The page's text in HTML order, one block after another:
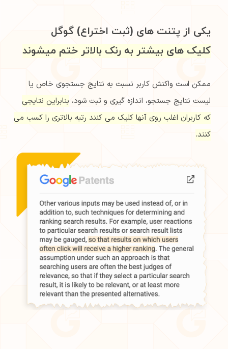
یکی از پتنت های (ثبت اختراع) گوگل
کلیک های بیشتر به رنک بالاتر ختم میشوند
ممکن است واکنش کاربر نسبت به نتایج جستجوی خاص یا
لیست نتایج جستجو، اندازه گیری و ثبت شود، بنابراین نتایجی
که کاربران اغلب روی آنها کلیک می کنند رتبه بالاتری را کسب می
کنند.